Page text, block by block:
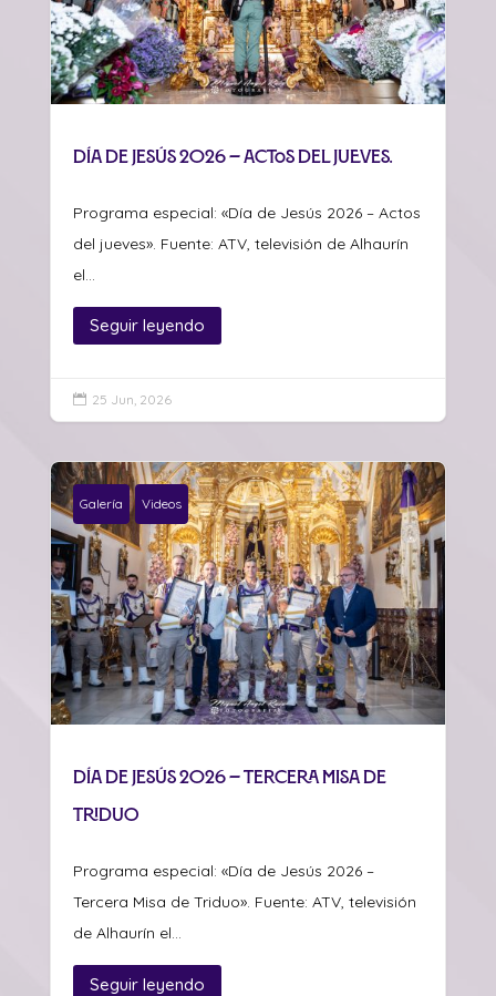
Día de Jesús 2026 – Actos del jueves.
Programa especial: «Día de Jesús 2026 – Actos
del jueves». Fuente: ATV, televisión de Alhaurín
el...
Seguir leyendo
 25 Jun, 2026
Galería Videos
Día de Jesús 2026 – Tercera Misa de
Triduo
Programa especial: «Día de Jesús 2026 –
Tercera Misa de Triduo». Fuente: ATV, televisión
de Alhaurín el...
Seguir leyendo